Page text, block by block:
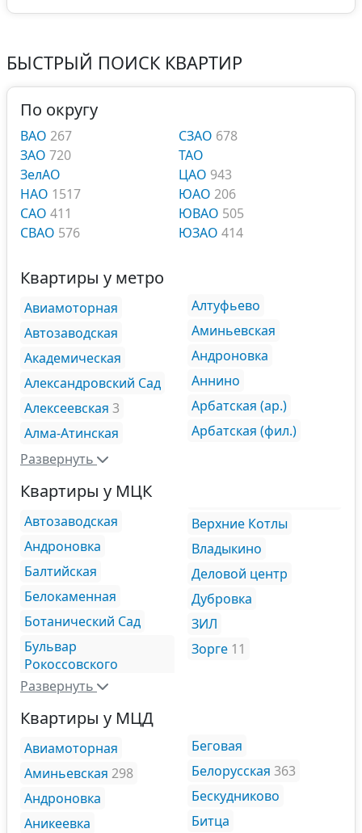
БЫСТРЫЙ ПОИСК КВАРТИР
По округу
ВАО 267
ЗАО 720
ЗелАО
НАО 1517
САО 411
СВАО 576
СЗАО 678
ТАО
ЦАО 943
ЮАО 206
ЮВАО 505
ЮЗАО 414
Квартиры у метро
Авиамоторная
Автозаводская
Академическая
Александровский Сад
Алексеевская 3
Алма-Атинская
Алтуфьево
Аминьевская
Андроновка
Аннино
Арбатская (ар.)
Арбатская (фил.)
Развернуть
Квартиры у МЦК
Автозаводская
Андроновка
Балтийская
Белокаменная
Ботанический Сад
Бульвар
Рокоссовского
Верхние Котлы
Владыкино
Деловой центр
Дубровка
ЗИЛ
Зорге 11
Развернуть
Квартиры у МЦД
Авиамоторная
Аминьевская 298
Андроновка
Аникеевка
Беговая
Белорусская 363
Бескудниково
Битца